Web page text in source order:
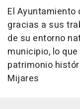
El Ayuntamiento
gracias a sus
de su entorno
municipio, lo
patrimonio
Mijares